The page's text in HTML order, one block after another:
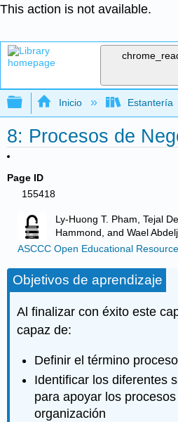
This action is not available.
Expandir/contraer
Inicio Estantería
8: Procesos de
Page ID
155418
Ly-Huong T. Pham, Tejal
Hammond, and Wael
ASCCC Open Educational
Objetivos de aprendizaje
Al finalizar con éxito este
capaz de:
Definir el término
Identificar los diferentes
para apoyar los
organización